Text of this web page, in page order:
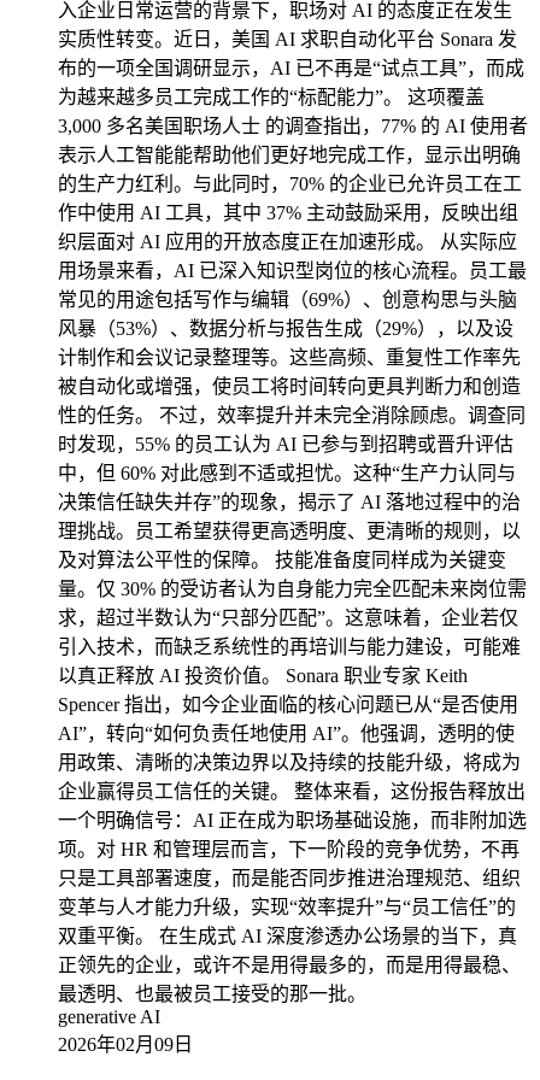
入企业日常运营的背景下，职场对 AI 的态度正在发生
实质性转变。近日，美国 AI 求职自动化平台 Sonara 发
布的一项全国调研显示，AI 已不再是“试点工具”，而成
为越来越多员工完成工作的“标配能力”。 这项覆盖
3,000 多名美国职场人士 的调查指出，77% 的 AI 使用者
表示人工智能能帮助他们更好地完成工作，显示出明确
的生产力红利。与此同时，70% 的企业已允许员工在工
作中使用 AI 工具，其中 37% 主动鼓励采用，反映出组
织层面对 AI 应用的开放态度正在加速形成。 从实际应
用场景来看，AI 已深入知识型岗位的核心流程。员工最
常见的用途包括写作与编辑（69%）、创意构思与头脑
风暴（53%）、数据分析与报告生成（29%），以及设
计制作和会议记录整理等。这些高频、重复性工作率先
被自动化或增强，使员工将时间转向更具判断力和创造
性的任务。 不过，效率提升并未完全消除顾虑。调查同
时发现，55% 的员工认为 AI 已参与到招聘或晋升评估
中，但 60% 对此感到不适或担忧。这种“生产力认同与
决策信任缺失并存”的现象，揭示了 AI 落地过程中的治
理挑战。员工希望获得更高透明度、更清晰的规则，以
及对算法公平性的保障。 技能准备度同样成为关键变
量。仅 30% 的受访者认为自身能力完全匹配未来岗位需
求，超过半数认为“只部分匹配”。这意味着，企业若仅
引入技术，而缺乏系统性的再培训与能力建设，可能难
以真正释放 AI 投资价值。 Sonara 职业专家 Keith
Spencer 指出，如今企业面临的核心问题已从“是否使用
AI”，转向“如何负责任地使用 AI”。他强调，透明的使
用政策、清晰的决策边界以及持续的技能升级，将成为
企业赢得员工信任的关键。 整体来看，这份报告释放出
一个明确信号：AI 正在成为职场基础设施，而非附加选
项。对 HR 和管理层而言，下一阶段的竞争优势，不再
只是工具部署速度，而是能否同步推进治理规范、组织
变革与人才能力升级，实现“效率提升”与“员工信任”的
双重平衡。 在生成式 AI 深度渗透办公场景的当下，真
正领先的企业，或许不是用得最多的，而是用得最稳、
最透明、也最被员工接受的那一批。
generative AI
2026年02月09日